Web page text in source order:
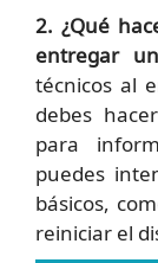
2. ¿Qué
entregar
técnicos al
debes
para
puedes
básicos,
reiniciar el